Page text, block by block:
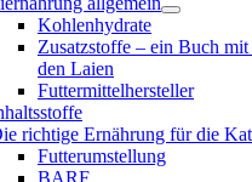
Kohlenhydrate
Zusatzstoffe – ein Buch
den Laien
Futtermittelhersteller
richtige Ernährung für die
Futterumstellung
BARF